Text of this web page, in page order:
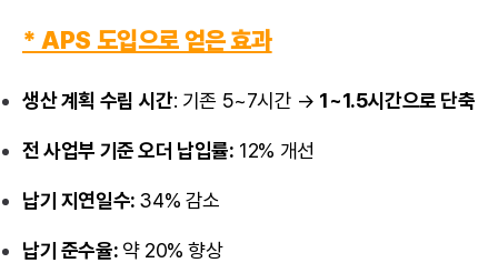
* APS 도입으로 얻은 효과
생산 계획 수립 시간: 기존 5~7시간 → 1~1.5시간으로 단축
전 사업부 기준 오더 납입률: 12% 개선
납기 지연일수: 34% 감소
납기 준수율: 약 20% 향상